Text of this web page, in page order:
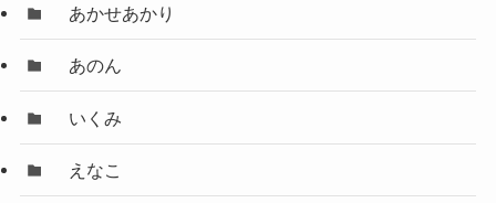
あかせあかり
あのん
いくみ
えなこ